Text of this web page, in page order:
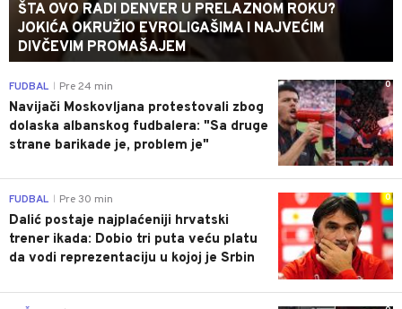
ŠTA OVO RADI DENVER U PRELAZNOM ROKU?
JOKIĆA OKRUŽIO EVROLIGAŠIMA I NAJVEĆIM
DIVČEVIM PROMAŠAJEM
0
FUDBAL Pre 24 min
Navijači Moskovljana protestovali zbog
dolaska albanskog fudbalera: "Sa druge
strane barikade je, problem je"
0
FUDBAL Pre 30 min
Dalić postaje najplaćeniji hrvatski
trener ikada: Dobio tri puta veću platu
da vodi reprezentaciju u kojoj je Srbin